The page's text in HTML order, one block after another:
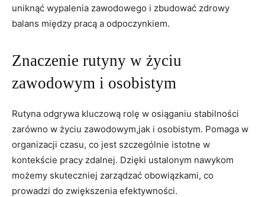
uniknąć⁤ wypalenia zawodowego i ⁢zbudować zdrowy
balans między pracą ‍a odpoczynkiem.
Znaczenie ‍rutyny w życiu
zawodowym i osobistym
Rutyna odgrywa kluczową ‌rolę w⁢ osiąganiu ⁢stabilności
zarówno​ w życiu zawodowym,jak i osobistym. Pomaga w
organizacji czasu, co jest ‌szczególnie ⁢istotne w ​
kontekście ​pracy ‌zdalnej. Dzięki ustalonym nawykom
możemy⁤ skuteczniej zarządzać obowiązkami, co
prowadzi do zwiększenia ⁤efektywności.